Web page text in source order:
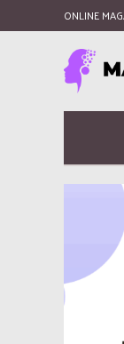
ONLINE